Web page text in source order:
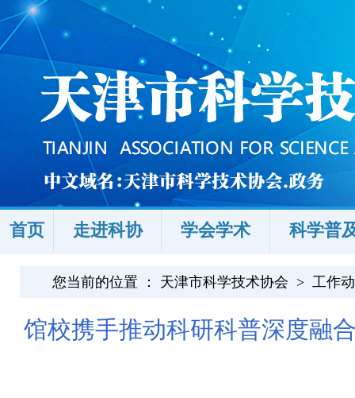
首页 走进科协 学会学术 科学普
您当前的位置 ： 天津市科学技术协会 > 工作
馆校携手推动科研科普深度融